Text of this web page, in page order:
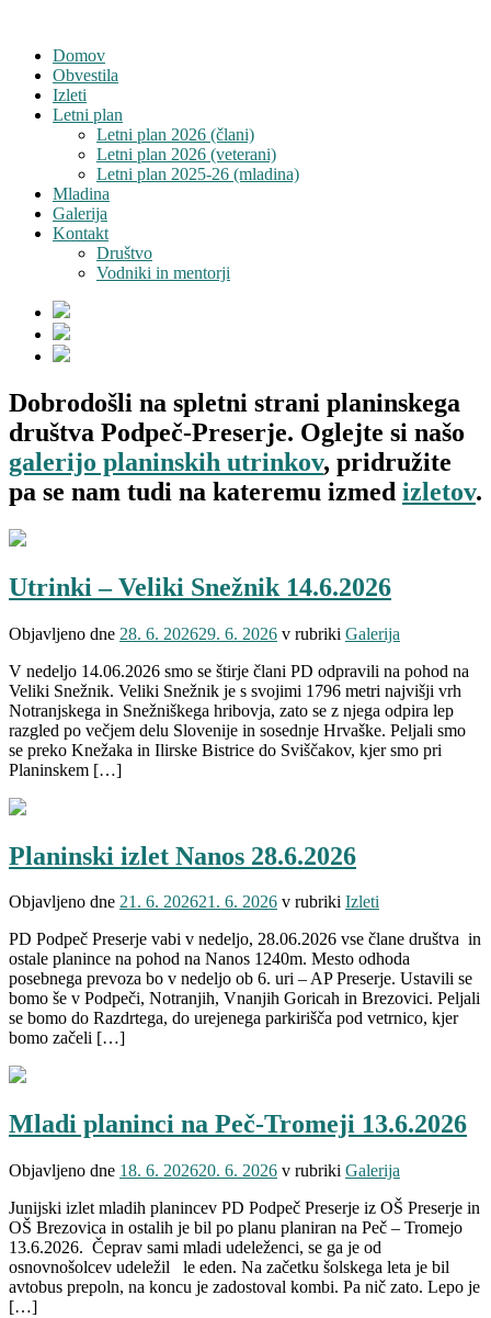
Domov
Obvestila
Izleti
Letni plan
Letni plan 2026 (člani)
Letni plan 2026 (veterani)
Letni plan 2025-26 (mladina)
Mladina
Galerija
Kontakt
Društvo
Vodniki in mentorji
Dobrodošli na spletni strani planinskega
društva Podpeč-Preserje. Oglejte si našo
galerijo planinskih utrinkov, pridružite
pa se nam tudi na kateremu izmed izletov.
Utrinki – Veliki Snežnik 14.6.2026
Objavljeno dne 28. 6. 202629. 6. 2026 v rubriki Galerija
V nedeljo 14.06.2026 smo se štirje člani PD odpravili na pohod na
Veliki Snežnik. Veliki Snežnik je s svojimi 1796 metri najvišji vrh
Notranjskega in Snežniškega hribovja, zato se z njega odpira lep
razgled po večjem delu Slovenije in sosednje Hrvaške. Peljali smo
se preko Knežaka in Ilirske Bistrice do Sviščakov, kjer smo pri
Planinskem […]
Planinski izlet Nanos 28.6.2026
Objavljeno dne 21. 6. 202621. 6. 2026 v rubriki Izleti
PD Podpeč Preserje vabi v nedeljo, 28.06.2026 vse člane društva in
ostale planince na pohod na Nanos 1240m. Mesto odhoda
posebnega prevoza bo v nedeljo ob 6. uri – AP Preserje. Ustavili se
bomo še v Podpeči, Notranjih, Vnanjih Goricah in Brezovici. Peljali
se bomo do Razdrtega, do urejenega parkirišča pod vetrnico, kjer
bomo začeli […]
Mladi planinci na Peč-Tromeji 13.6.2026
Objavljeno dne 18. 6. 202620. 6. 2026 v rubriki Galerija
Junijski izlet mladih planincev PD Podpeč Preserje iz OŠ Preserje in
OŠ Brezovica in ostalih je bil po planu planiran na Peč – Tromejo
13.6.2026. Čeprav sami mladi udeleženci, se ga je od
osnovnošolcev udeležil le eden. Na začetku šolskega leta je bil
avtobus prepoln, na koncu je zadostoval kombi. Pa nič zato. Lepo je
[…]